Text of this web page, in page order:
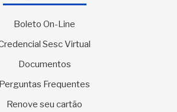
Boleto On-Line
Sesc Virtual
Documentos
Perguntas Frequentes
Renove seu cartão